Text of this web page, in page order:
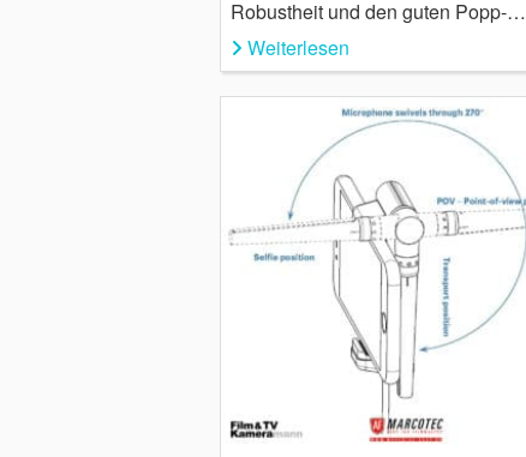
Robustheit und den guten Popp-…
Weiterlesen